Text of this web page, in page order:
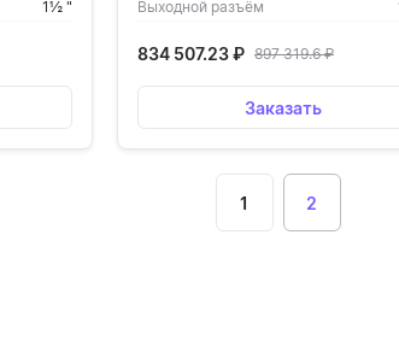
1½ "
Выходной разъём
834 507.23₽ 897 319.6₽
Заказать
1 2